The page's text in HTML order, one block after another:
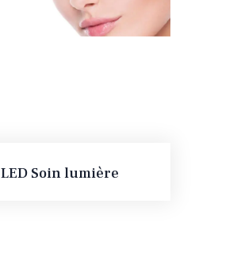
LED Soin lumière